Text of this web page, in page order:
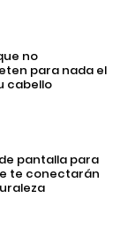
no
para nada el
cabello
de pantalla para
te conectarán